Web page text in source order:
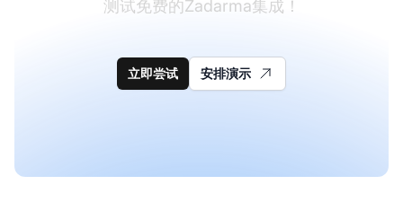
测试免费的Zadarma集成！
立即尝试 安排演示